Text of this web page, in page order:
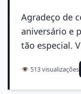
Agradeço de
aniversário e
tão especial.
👁️ 513 visualizações